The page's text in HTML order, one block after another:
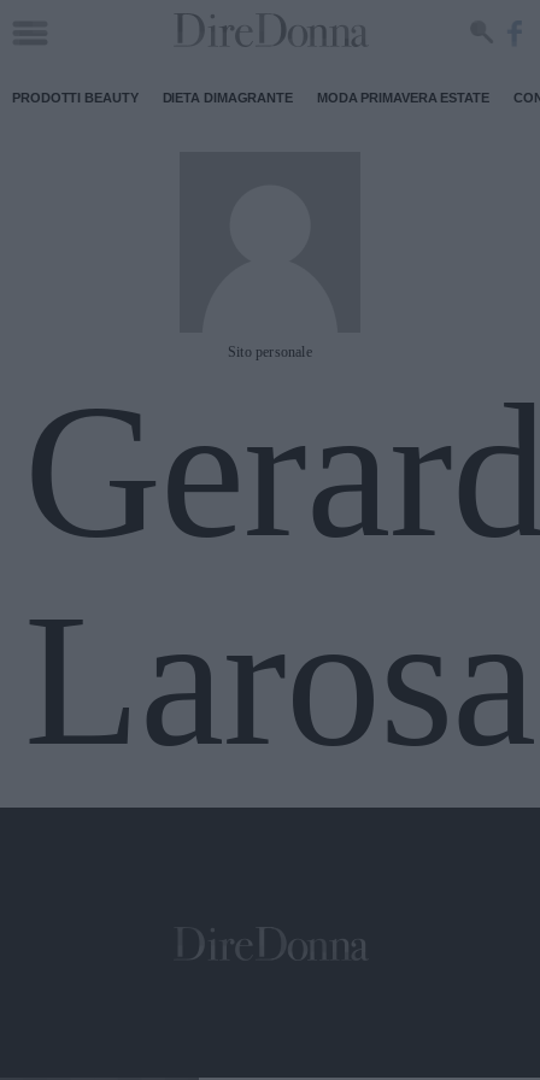
PRODOTTI BEAUTY DIETA DIMAGRANTE MODA PRIMAVERA ESTATE
Sito personale
Larosa